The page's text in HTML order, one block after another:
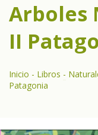
Arboles
II
Inicio - Libros -
Patagonia